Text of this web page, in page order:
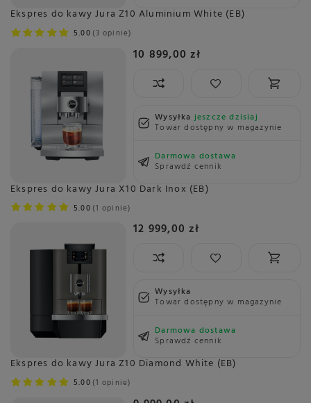
Ekspres do kawy Jura Z10 Aluminium White (EB)
5.00 3 opinie
10 899,00 zł
Wysyłkajeszcze dzisiaj
Towar dostępny w magazynie
Darmowa dostawa
Sprawdź cennik
Ekspres do kawy Jura X10 Dark Inox (EB)
5.00 1 opinie
12 999,00 zł
Wysyłka
Towar dostępny w magazynie
Darmowa dostawa
Sprawdź cennik
Ekspres do kawy Jura Z10 Diamond White (EB)
5.00 1 opinie